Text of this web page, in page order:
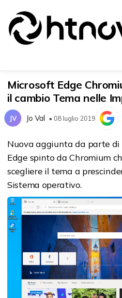
Microsoft Edge
il cambio Tema nelle
JV Jo Val • 08 luglio 2019
Nuova aggiunta da parte
Edge spinto da Chromium
scegliere il tema a
Sistema operativo.